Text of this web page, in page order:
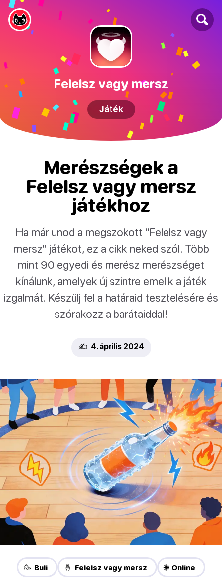
Felelsz vagy mersz
Játék
Merészségek a
Felelsz vagy mersz
játékhoz
Ha már unod a megszokott "Felelsz vagy
mersz" játékot, ez a cikk neked szól. Több
mint 90 egyedi és merész merészséget
kínálunk, amelyek új szintre emelik a játék
izgalmát. Készülj fel a határaid tesztelésére és
szórakozz a barátaiddal!
✍️ 4. április 2024
🥳 Buli 🤞 Felelsz vagy mersz 🌐 Online